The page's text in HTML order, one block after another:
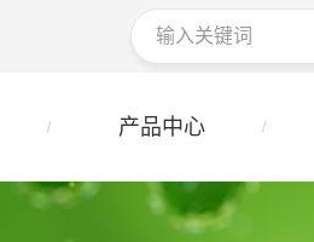
产品中心